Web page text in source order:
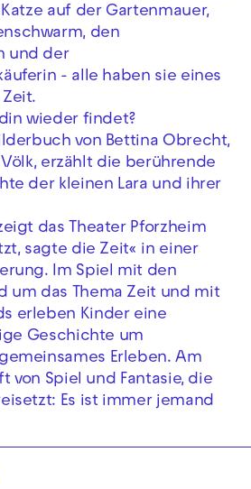
auf der Gartenmauer,
den
und der
- alle haben sie eines
wieder findet?
von Bettina Obrecht,
erzählt die berührende
der kleinen Lara und ihrer
das Theater Pforzheim
sagte die Zeit« in einer
Im Spiel mit den
um das Thema Zeit und mit
erleben Kinder eine
Geschichte um
Erleben. Am
von Spiel und Fantasie, die
Es ist immer jemand